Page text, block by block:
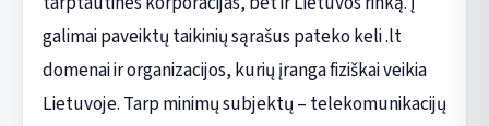
galimai paveiktų taikinių sąrašus pateko keli .lt
domenai ir organizacijos, kurių įranga fiziškai veikia
Lietuvoje. Tarp minimų subjektų – telekomunikacijų